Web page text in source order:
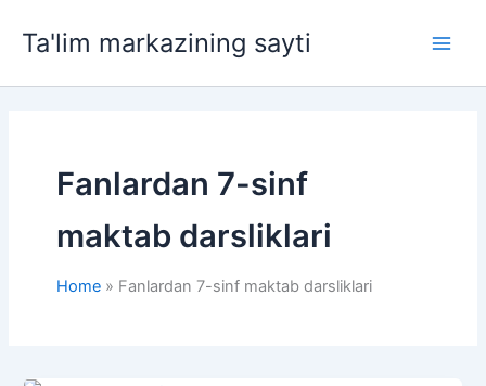
Ta'lim markazining sayti
Fanlardan 7-sinf
maktab darsliklari
Home Fanlardan 7-sinf maktab darsliklari